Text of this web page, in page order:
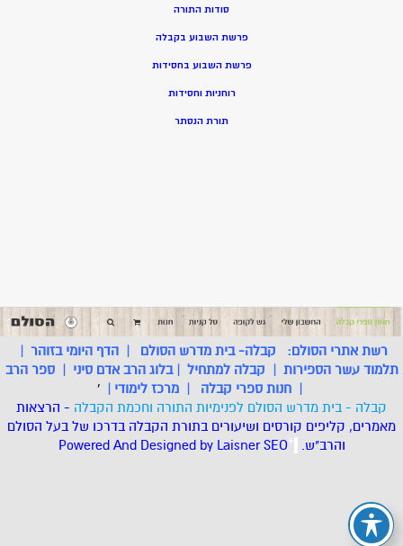
סודות התורה
פרשת השבוע בקבלה
פרשת השבוע בחסידות
רוחניות וחסידות
תורת הנסתר
רשת אתרי הסולם: קבלה- בית מדרש הסולם |הדף היומי בזוהר |
תלמוד עשר הספירות | קבלה למתחיל |בלוג הרב אדם סיני |ספר הרב
| חנות ספרי קבלה | מרכז לימודי |
'
קבלה - בית מדרש הסולם לפנימיות התורה וחכמת הקבלה - הרצאות
מאמרים, קליפים קורסים ושיעורים בתורת הקבלה בדרכו של בעל הסולם
והרב"ש. *
Powered And Designed by LaisnerSEO